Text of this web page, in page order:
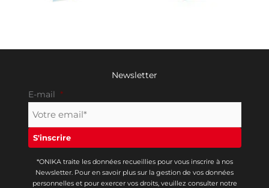
Newsletter
E-mail *
*ONIKA traite les données recueillies pour vous inscrire à nos
Newsletter. Pour en savoir plus sur la gestion de vos données
personnelles et pour exercer vos droits, veuillez consulter notre